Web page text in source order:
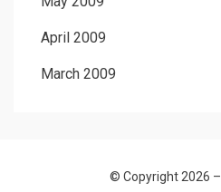
April 2009
March 2009
© Copyright 2026 –